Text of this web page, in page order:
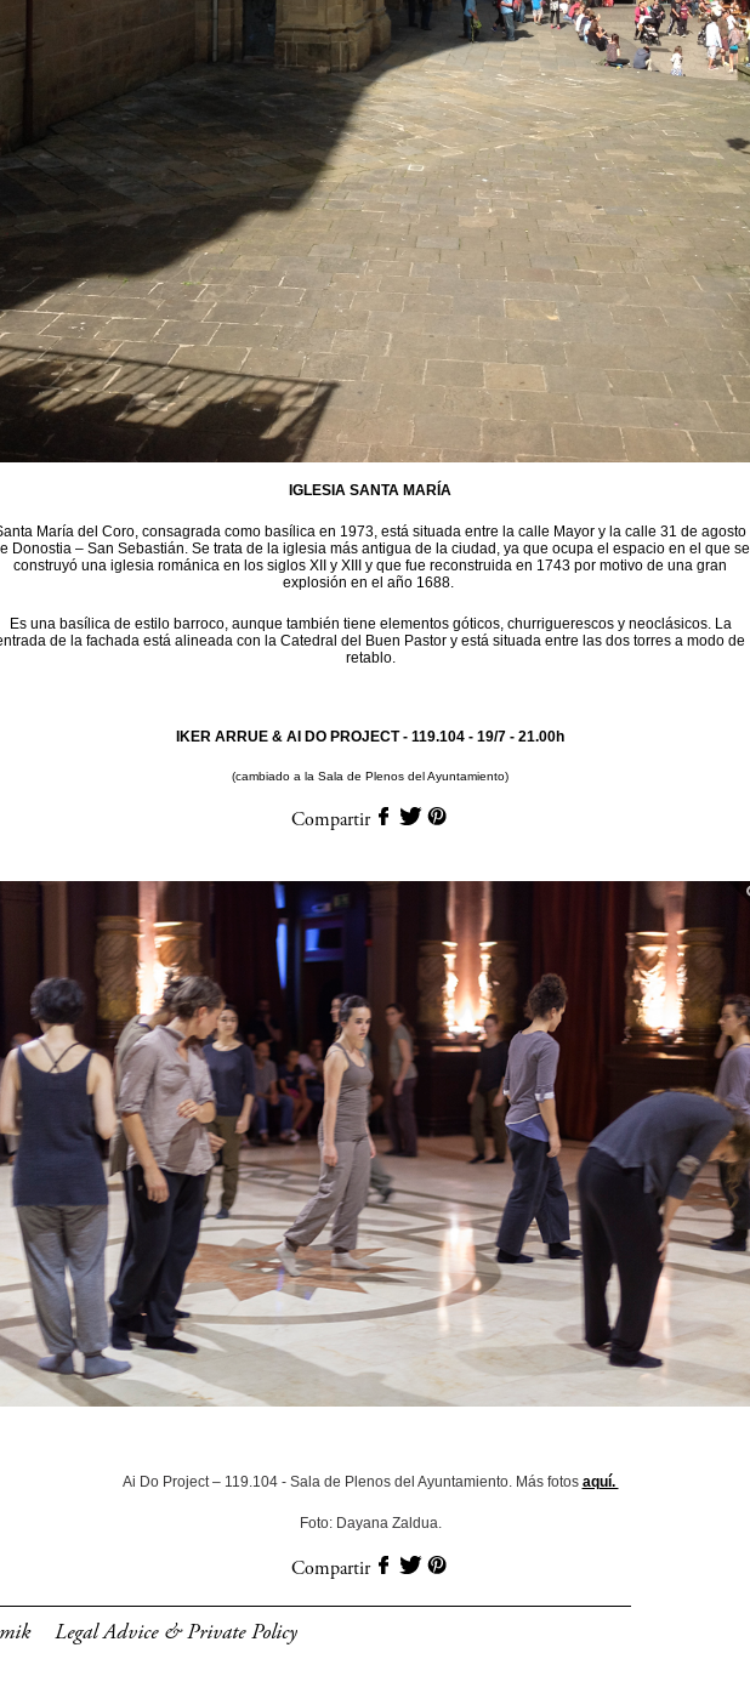
IGLESIA SANTA MARÍA
María del Coro, consagrada como basílica en 1973, está situada entre la calle Mayor y la calle 31 de agosto
Donostia – San Sebastián. Se trata de la iglesia más antigua de la ciudad, ya que ocupa el espacio en el que se
construyó una iglesia románica en los siglos XII y XIII y que fue reconstruida en 1743 por motivo de una gran
explosión en el año 1688.
Es una basílica de estilo barroco, aunque también tiene elementos góticos, churriguerescos y neoclásicos. La
de la fachada está alineada con la Catedral del Buen Pastor y está situada entre las dos torres a modo de
retablo.
IKER ARRUE & AI DO PROJECT - 119.104 - 19/7 - 21.00h
(cambiado a la Sala de Plenos del Ayuntamiento)
Compartir
Ai Do Project – 119.104 - Sala de Plenos del Ayuntamiento. Más fotos aquí.
Foto: Dayana Zaldua.
Compartir
Legal Advice & Private Policy